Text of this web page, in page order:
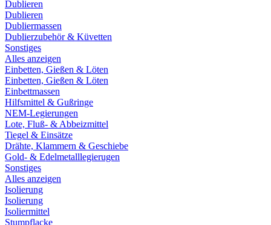
Dublieren
Dublieren
Dubliermassen
Dublierzubehör & Küvetten
Sonstiges
Alles anzeigen
Einbetten, Gießen & Löten
Einbetten, Gießen & Löten
Einbettmassen
Hilfsmittel & Gußringe
NEM-Legierungen
Lote, Fluß- & Abbeizmittel
Tiegel & Einsätze
Drähte, Klammern & Geschiebe
Gold- & Edelmetalllegierugen
Sonstiges
Alles anzeigen
Isolierung
Isolierung
Isoliermittel
Stumpflacke